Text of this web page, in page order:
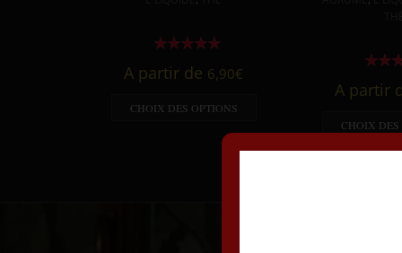
A partir de 6,90€
CHOIX DES OPTIONS
A partir
CHOIX DES